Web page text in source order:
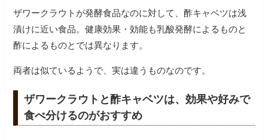
ザワークラウトが発酵食品なのに対して、酢キャベツは浅
漬けに近い食品。健康効果・効能も乳酸発酵によるものと
酢によるものとでは異なります。
両者は似ているようで、実は違うものなのです。
ザワークラウトと酢キャベツは、効果や好みで
食べ分けるのがおすすめ